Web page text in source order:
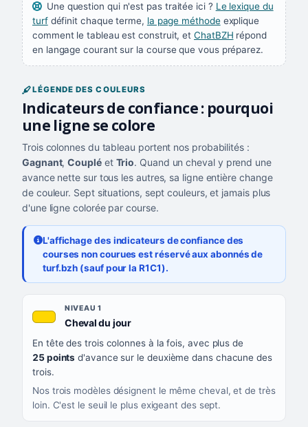
Une question qui n'est pas traitée ici ? Le lexique du
turfdéfinit chaque terme, la page méthodeexplique
comment le tableau est construit, etChatBZH répond
en langage courant sur la course que vous préparez.
LÉGENDE DES COULEURS
Indicateurs de confiance : pourquoi
une ligne se colore
Trois colonnes du tableau portent nos probabilités :
Gagnant,Coupléet Trio. Quand un cheval y prend une
avance nette sur tous les autres, sa ligne entière change
de couleur. Sept situations, sept couleurs, et jamais plus
d'une ligne colorée par course.
L'affichage des indicateurs de confiance des
courses non courues est réservé aux abonnés de
turf.bzh (sauf pour la R1C1).
QUAND LA LIGNE PREND CETTE COULEUR
CE QUE CELA VOUS DIT
NIVEAU 1
Cheval du jour, couleur jaune or
En tête des trois colonnes à la fois, avec plus de
25 points d'avance sur le deuxième dans chacune des
trois.
Nos trois modèles désignent le même cheval, et de très
loin. C'est le seuil le plus exigeant des sept.